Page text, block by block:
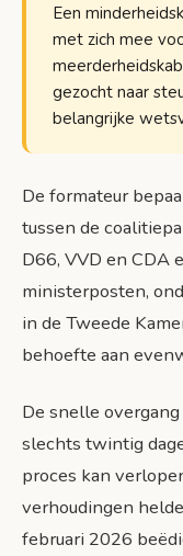
Een
met zich mee
gezocht naar
belangrijke
De formateur
tussen de
D66, VVD en CDA
ministerposten,
in de Tweede
behoefte aan
De snelle
slechts twintig
proces kan
verhoudingen
februari 2026